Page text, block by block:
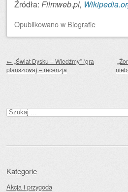
Źródła: Filmweb.pl,
Opublikowanow Biografie
← „Świat Dysku – Wiedźmy” (gra
planszowa) – recenzja
Szukaj:
Kategorie
Akcja i przygoda